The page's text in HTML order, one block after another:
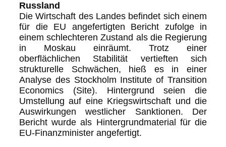
Russland
Die Wirtschaft des Landes befindet sich einem
für die EU angefertigten Bericht zufolge in
einem schlechteren Zustand als die Regierung
in Moskau einräumt. Trotz einer
oberflächlichen Stabilität vertieften sich
strukturelle Schwächen, hieß es in einer
Analyse des Stockholm Institute of Transition
Economics (Site). Hintergrund seien die
Umstellung auf eine Kriegswirtschaft und die
Auswirkungen westlicher Sanktionen. Der
Bericht wurde als Hintergrundmaterial für die
EU-Finanzminister angefertigt.